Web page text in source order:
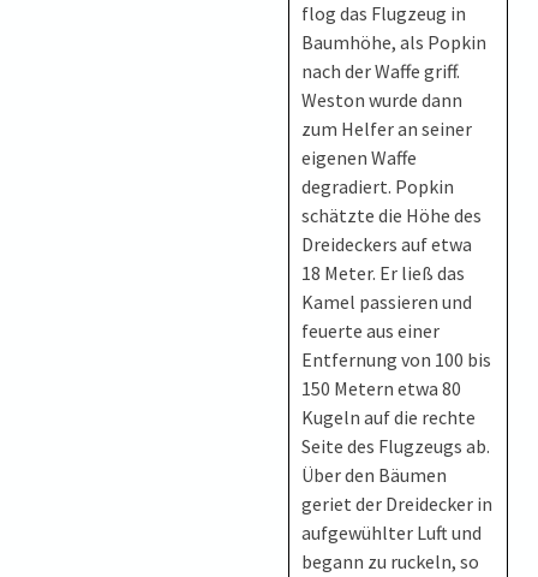
flog das Flugzeug in
Baumhöhe, als Popkin
nach der Waffe griff.
Weston wurde dann
zum Helfer an seiner
eigenen Waffe
degradiert. Popkin
schätzte die Höhe des
Dreideckers auf etwa
18 Meter. Er ließ das
Kamel passieren und
feuerte aus einer
Entfernung von 100 bis
150 Metern etwa 80
Kugeln auf die rechte
Seite des Flugzeugs ab.
Über den Bäumen
geriet der Dreidecker in
aufgewühlter Luft und
begann zu ruckeln, so